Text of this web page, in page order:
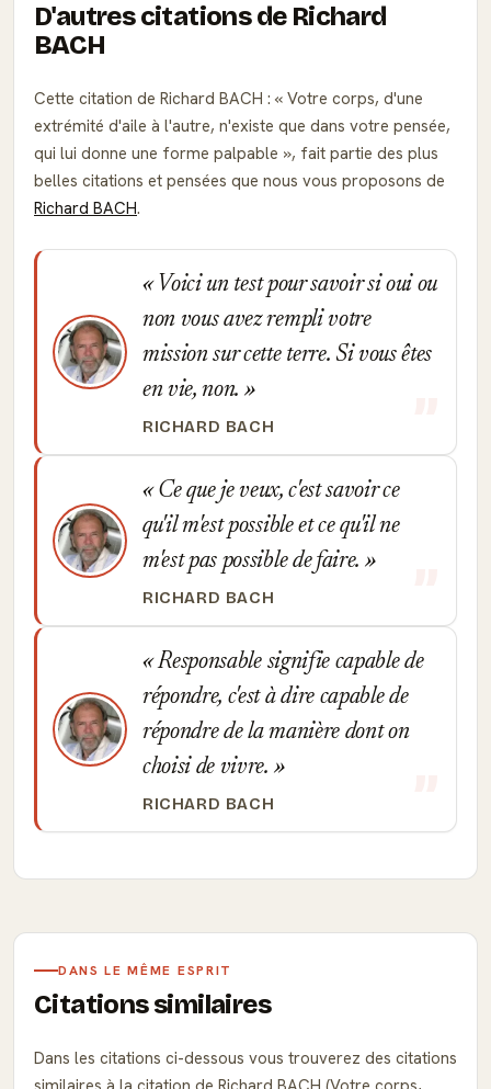
D'autres citations de Richard
BACH
Cette citation de Richard BACH :
Votre corps, d'une
extrémité d'aile à l'autre, n'existe que dans votre pensée,
qui lui donne une forme palpable
, fait partie des plus
belles citations et pensées que nous vous proposons de
Richard BACH.
Voici un test pour savoir si oui ou
non vous avez rempli votre
mission sur cette terre. Si vous êtes
en vie, non.
RICHARD BACH
Ce que je veux, c'est savoir ce
qu'il m'est possible et ce qu'il ne
m'est pas possible de faire.
RICHARD BACH
Responsable signifie capable de
répondre, c'est à dire capable de
répondre de la manière dont on
choisi de vivre.
RICHARD BACH
DANS LE MÊME ESPRIT
Citations similaires
Dans les citations ci-dessous vous trouverez des citations